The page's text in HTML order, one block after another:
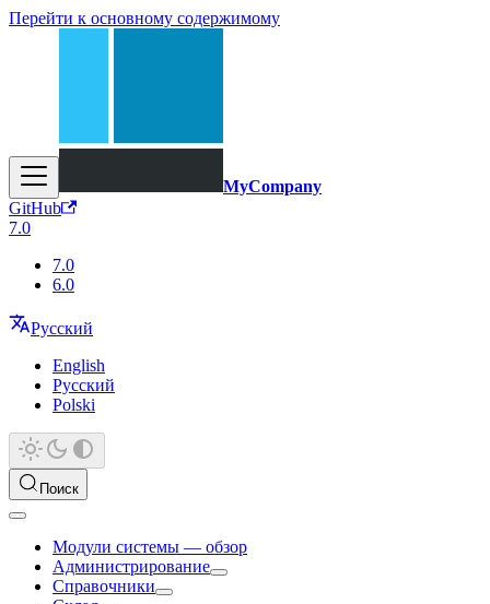
Перейти к основному содержимому
MyCompany
GitHub
7.0
7.0
6.0
Русский
English
Русский
Polski
Поиск
Модули системы — обзор
Администрирование
Справочники